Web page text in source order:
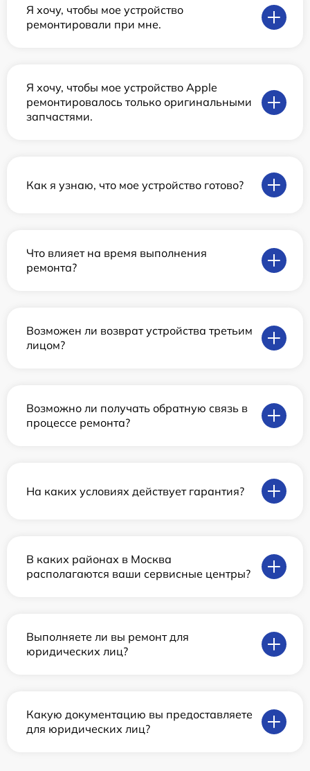
Я хочу, чтобы мое устройство
ремонтировали при мне.
Я хочу, чтобы мое устройство Apple
ремонтировалось только оригинальными
запчастями.
Как я узнаю, что мое устройство готово?
Что влияет на время выполнения
ремонта?
Возможен ли возврат устройства третьим
лицом?
Возможно ли получать обратную связь в
процессе ремонта?
На каких условиях действует гарантия?
В каких районах в Москва
располагаются ваши сервисные центры?
Выполняете ли вы ремонт для
юридических лиц?
Какую документацию вы предоставляете
для юридических лиц?